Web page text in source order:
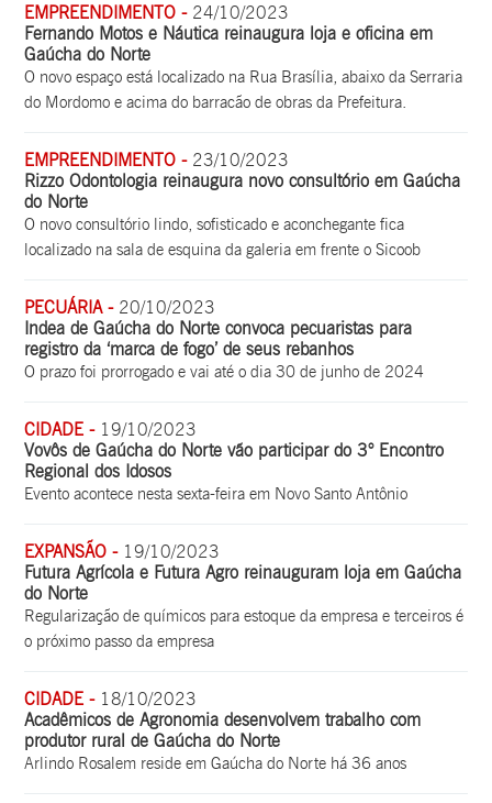
EMPREENDIMENTO - 24/10/2023
Fernando Motos e Náutica reinaugura loja e oficina em
Gaúcha do Norte
O novo espaço está localizado na Rua Brasília, abaixo da Serraria
do Mordomo e acima do barracão de obras da Prefeitura.
EMPREENDIMENTO - 23/10/2023
Rizzo Odontologia reinaugura novo consultório em Gaúcha
do Norte
O novo consultório lindo, sofisticado e aconchegante fica
localizado na sala de esquina da galeria em frente o Sicoob
PECUÁRIA - 20/10/2023
Indea de Gaúcha do Norte convoca pecuaristas para
registro da ‘marca de fogo’ de seus rebanhos
O prazo foi prorrogado e vai até o dia 30 de junho de 2024
CIDADE - 19/10/2023
Vovôs de Gaúcha do Norte vão participar do 3° Encontro
Regional dos Idosos
Evento acontece nesta sexta-feira em Novo Santo Antônio
EXPANSÃO - 19/10/2023
Futura Agrícola e Futura Agro reinauguram loja em Gaúcha
do Norte
Regularização de químicos para estoque da empresa e terceiros é
o próximo passo da empresa
CIDADE - 18/10/2023
Acadêmicos de Agronomia desenvolvem trabalho com
produtor rural de Gaúcha do Norte
Arlindo Rosalem reside em Gaúcha do Norte há 36 anos